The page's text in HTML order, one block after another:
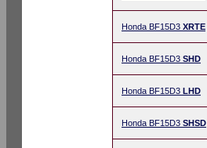
Honda BF15D3 XRTE
Honda BF15D3 SHD
Honda BF15D3 LHD
Honda BF15D3 SHSD